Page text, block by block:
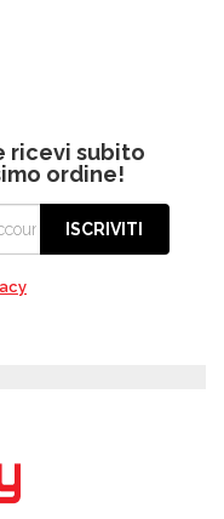
ricevi subito
ordine!
ISCRIVITI